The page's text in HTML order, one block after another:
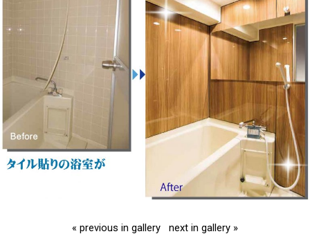
« previous in gallery next in gallery »